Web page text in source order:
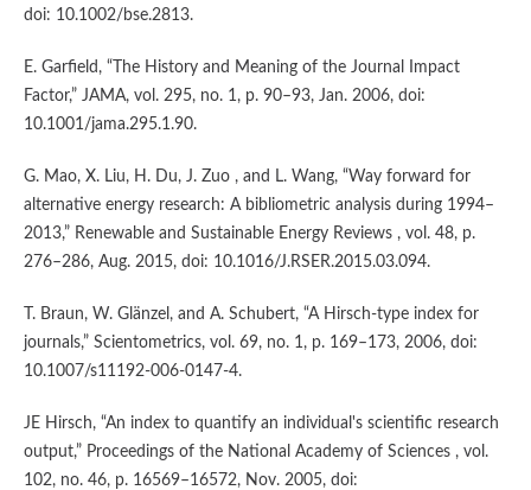
doi: 10.1002/bse.2813.
E. Garfield, “The History and Meaning of the Journal Impact
Factor,” JAMA, vol. 295, no. 1, p. 90–93, Jan. 2006, doi:
10.1001/jama.295.1.90.
G. Mao, X. Liu, H. Du, J. Zuo , and L. Wang, “Way forward for
alternative energy research: A bibliometric analysis during 1994–
2013,” Renewable and Sustainable Energy Reviews , vol. 48, p.
276–286, Aug. 2015, doi: 10.1016/J.RSER.2015.03.094.
T. Braun, W. Glänzel, and A. Schubert, “A Hirsch-type index for
journals,” Scientometrics, vol. 69, no. 1, p. 169–173, 2006, doi:
10.1007/s11192-006-0147-4.
JE Hirsch, “An index to quantify an individual's scientific research
output,” Proceedings of the National Academy of Sciences , vol.
102, no. 46, p. 16569–16572, Nov. 2005, doi: